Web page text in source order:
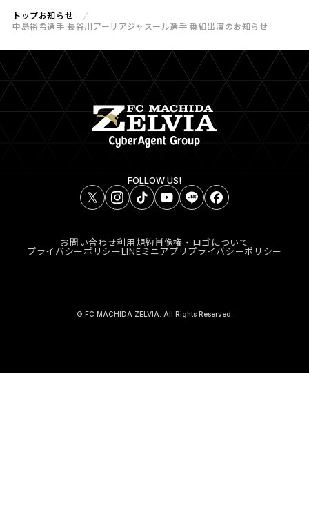
トップお知らせ
中島裕希選手 長谷川アーリアジャスール選手 番組出演のお知らせ
FOLLOW US!
お問い合わせ利用規約肖像権・ロゴについて
プライバシーポリシーLINEミニアプリプライバシーポリシー
© FC MACHIDA ZELVIA. All Rights Reserved.